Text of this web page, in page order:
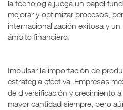
la tecnología juega un papel
mejorar y optimizar procesos,
internacionalización exitosa y
ámbito financiero.
Impulsar la importación de
estrategia efectiva. Empresas
de diversificación y crecimiento
mayor cantidad siempre, pero